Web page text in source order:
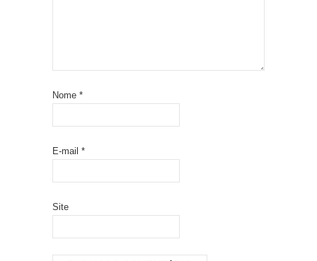
Nome *
E-mail *
Site